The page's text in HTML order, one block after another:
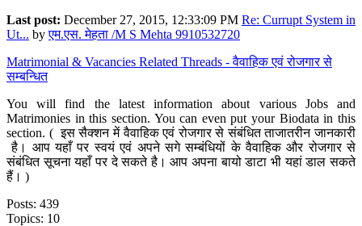
Last post: December 27, 2015, 12:33:09 PM Re: Currupt System in
Ut... byएम.एस. मेहता /M S Mehta 9910532720
Matrimonial & Vacancies Related Threads - वैवाहिक एवं रोजगार से
सम्बन्धित
You will find the latest information about various Jobs and
Matrimonies in this section. You can even put your Biodata in this
section. ( इस सैक्शन में वैवाहिक एवं रोजगार से संबंधित ताजातरीन जानकारी
है। आप यहाँ पर स्वयं एवं अपने सगे सम्बंधियों के वैवाहिक और रोजगार से
संबंधित सूचना यहाँ पर दे सकते है। आप अपना बायो डाटा भी यहां डाल सकते
हैं। )
Posts: 439
Topics: 10